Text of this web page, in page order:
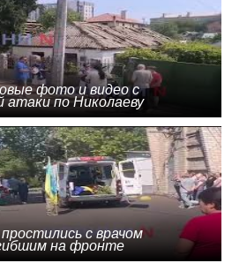
фото и видео с
атаки по Николаеву
с врачом
на фронте